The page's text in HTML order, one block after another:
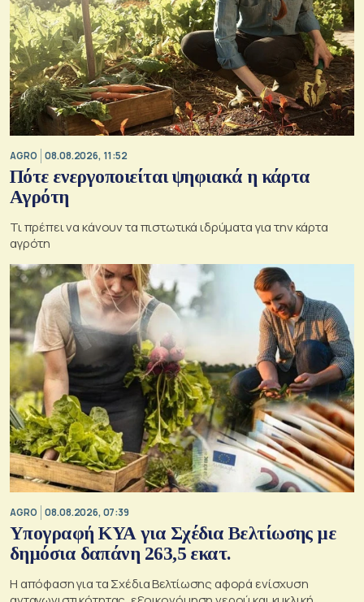
AGRO 08.08.2026, 11:52
Πότε ενεργοποιείται ψηφιακά η κάρτα
Αγρότη
Τι πρέπει να κάνουν τα πιστωτικά ιδρύματα για την κάρτα
αγρότη
AGRO 08.08.2026, 07:39
Υπογραφή ΚΥΑ για Σχέδια Βελτίωσης με
δημόσια δαπάνη 263,5 εκατ.
Η απόφαση για τα Σχέδια Βελτίωσης αφορά ενίσχυση